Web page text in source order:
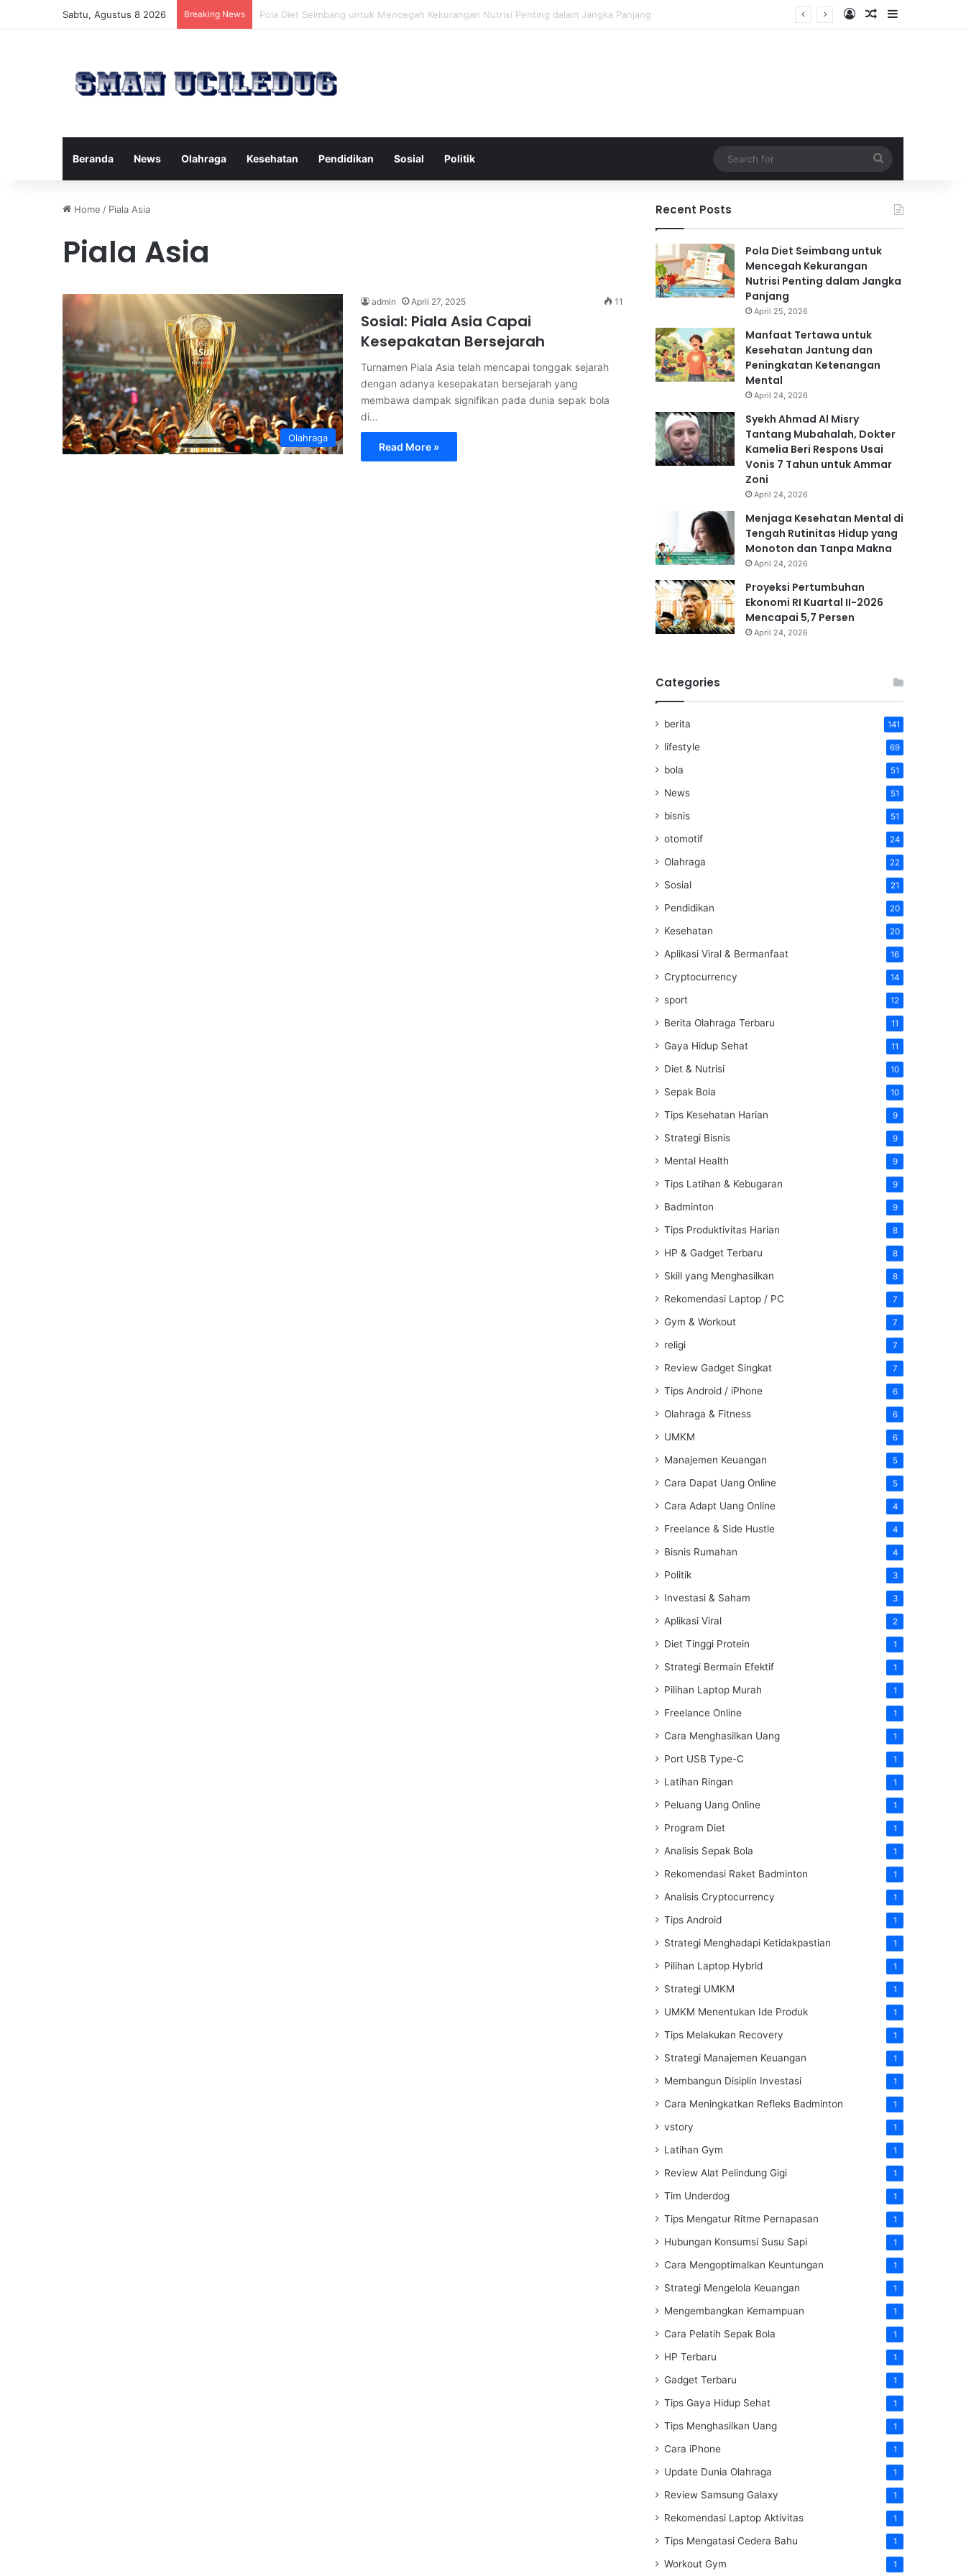
Sabtu, Agustus 8 2026 Breaking News Manfaat Tertawa untuk Kesehatan Jantung dan Peningkatan Ketenangan Mental Log InRandom Article
Sidebar
Beranda News Olahraga Kesehatan Pendidikan Sosial Politik
for
Home / Piala Asia
Piala Asia
Olahraga
admin April 27, 2025 11
Sosial: Piala Asia Capai
Kesepakatan Bersejarah
Turnamen Piala Asia telah mencapai tonggak sejarah
dengan adanya kesepakatan bersejarah yang
membawa dampak signifikan pada dunia sepak bola
di…
Read More »
Recent Posts
Pola Diet Seimbang untuk
Mencegah Kekurangan
Nutrisi Penting dalam Jangka
Panjang
April 25, 2026
Manfaat Tertawa untuk
Kesehatan Jantung dan
Peningkatan Ketenangan
Mental
April 24, 2026
Syekh Ahmad Al Misry
Tantang Mubahalah, Dokter
Kamelia Beri Respons Usai
Vonis 7 Tahun untuk Ammar
Zoni
April 24, 2026
Menjaga Kesehatan Mental di
Tengah Rutinitas Hidup yang
Monoton dan Tanpa Makna
April 24, 2026
Proyeksi Pertumbuhan
Ekonomi RI Kuartal II-2026
Mencapai 5,7 Persen
April 24, 2026
Categories
berita 141
lifestyle 69
bola 51
News 51
bisnis 51
otomotif 24
Olahraga 22
Sosial 21
Pendidikan 20
Kesehatan 20
Aplikasi Viral & Bermanfaat 16
Cryptocurrency 14
sport 12
Berita Olahraga Terbaru 11
Gaya Hidup Sehat 11
Diet & Nutrisi 10
Sepak Bola 10
Tips Kesehatan Harian 9
Strategi Bisnis 9
Mental Health 9
Tips Latihan & Kebugaran 9
Badminton 9
Tips Produktivitas Harian 8
HP & Gadget Terbaru 8
Skill yang Menghasilkan 8
Rekomendasi Laptop / PC 7
Gym & Workout 7
religi 7
Review Gadget Singkat 7
Tips Android / iPhone 6
Olahraga & Fitness 6
UMKM 6
Manajemen Keuangan 5
Cara Dapat Uang Online 5
Cara Adapt Uang Online 4
Freelance & Side Hustle 4
Bisnis Rumahan 4
Politik 3
Investasi & Saham 3
Aplikasi Viral 2
Diet Tinggi Protein 1
Strategi Bermain Efektif 1
Pilihan Laptop Murah 1
Freelance Online 1
Cara Menghasilkan Uang 1
Port USB Type-C 1
Latihan Ringan 1
Peluang Uang Online 1
Program Diet 1
Analisis Sepak Bola 1
Rekomendasi Raket Badminton 1
Analisis Cryptocurrency 1
Tips Android 1
Strategi Menghadapi Ketidakpastian 1
Pilihan Laptop Hybrid 1
Strategi UMKM 1
UMKM Menentukan Ide Produk 1
Tips Melakukan Recovery 1
Strategi Manajemen Keuangan 1
Membangun Disiplin Investasi 1
Cara Meningkatkan Refleks Badminton 1
vstory 1
Latihan Gym 1
Review Alat Pelindung Gigi 1
Tim Underdog 1
Tips Mengatur Ritme Pernapasan 1
Hubungan Konsumsi Susu Sapi 1
Cara Mengoptimalkan Keuntungan 1
Strategi Mengelola Keuangan 1
Mengembangkan Kemampuan 1
Cara Pelatih Sepak Bola 1
HP Terbaru 1
Gadget Terbaru 1
Tips Gaya Hidup Sehat 1
Tips Menghasilkan Uang 1
Cara iPhone 1
Update Dunia Olahraga 1
Review Samsung Galaxy 1
Rekomendasi Laptop Aktivitas 1
Tips Mengatasi Cedera Bahu 1
Workout Gym 1